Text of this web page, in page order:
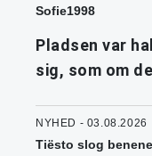
Sofie1998
Pladsen var
sig, som om
NYHED - 03.08.2026
Tiësto slog